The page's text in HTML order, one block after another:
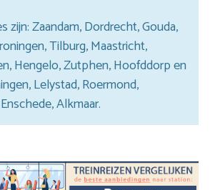
zijn: Zaandam, Dordrecht, Gouda,
Tilburg, Maastricht,
Hengelo, Zutphen, Hoofddorp en
Lelystad, Roermond,
Alkmaar.